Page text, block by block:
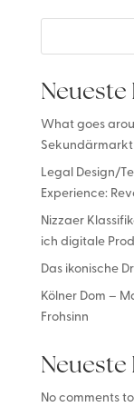
Neueste
What goes
Sekundärmarkt
Legal Design/
Experience:
Nizzaer
ich digitale
Das ikonische
Kölner Dom –
Frohsinn
No comments